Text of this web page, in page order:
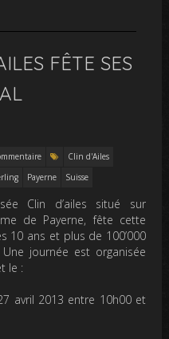
FÊTE SES
Clin d'Ailes
Payerne Suisse
Clin d’ailes situé sur
de Payerne, fête cette
10 ans et plus de 100’000
Une journée est organisée
le :
avril 2013 entre 10h00 et